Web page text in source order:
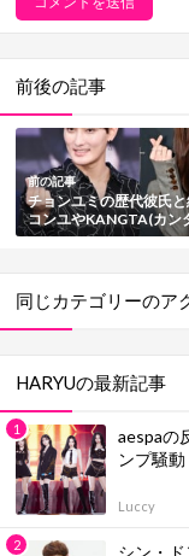
前後の記事
前の記事
チョンユミの歴代彼氏
コンユやKANGTA(カン
愛も総まとめ
同じカテゴリーのア
HARYUの最新記事
aespaの
ンプ騒
Luccy
シン・